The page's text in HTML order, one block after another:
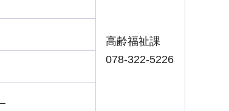
高齢福祉課
078-322-5226